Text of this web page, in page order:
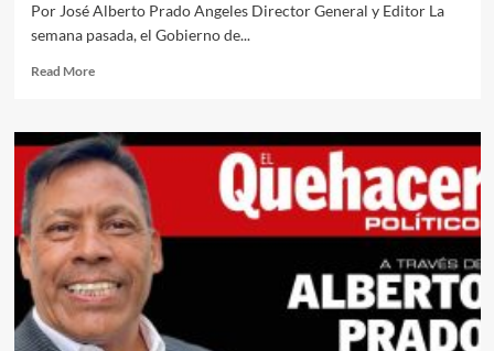
#InquiriendoLaNoticia
Por José Alberto Prado Angeles Director General y Editor La
semana pasada, el Gobierno de...
Read MoreRead
Así
el
Quehacer
Político
a
través///Jose
Alberto
Prado
Angeles///Y
la
soberanía